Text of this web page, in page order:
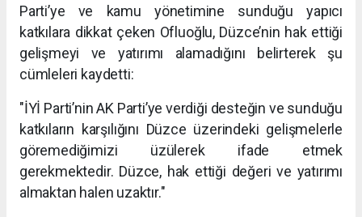
Parti’ye ve kamu yönetimine sunduğu yapıcı
katkılara dikkat çeken Ofluoğlu, Düzce’nin hak ettiği
gelişmeyi ve yatırımı alamadığını belirterek şu
cümleleri kaydetti:
"İYİ Parti’nin AK Parti’ye verdiği desteğin ve sunduğu
katkıların karşılığını Düzce üzerindeki gelişmelerle
göremediğimizi üzülerek ifade etmek
gerekmektedir. Düzce, hak ettiği değeri ve yatırımı
almaktan halen uzaktır."